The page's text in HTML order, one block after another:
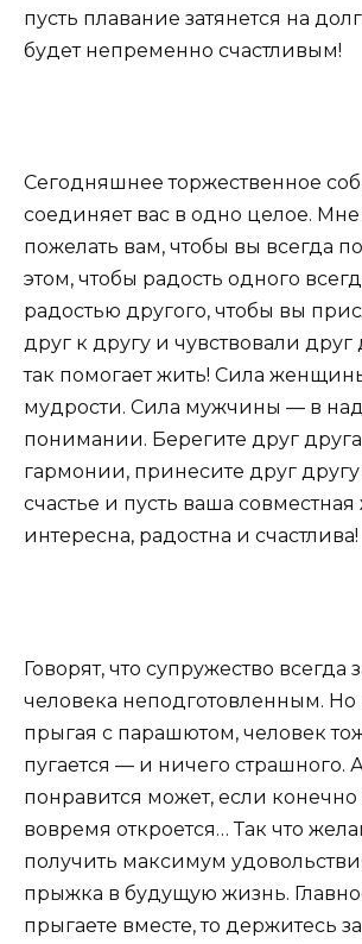
пусть плавание затянется на
будет непременно счастливым!
Сегодняшнее торжественное
соединяет вас в одно целое. Мне
пожелать вам, чтобы вы всегда
этом, чтобы радость одного
радостью другого, чтобы вы
друг к другу и чувствовали друг
так помогает жить! Сила
мудрости. Сила мужчины — в
понимании. Берегите друг
гармонии, принесите друг
счастье и пусть ваша
интересна, радостна и счастлива!
Говорят, что супружество всегда
человека неподготовленным.
прыгая с парашютом, человек
пугается — и ничего страшного.
понравится может, если
вовремя откроется… Так что
получить максимум
прыжка в будущую жизнь.
прыгаете вместе, то держитесь